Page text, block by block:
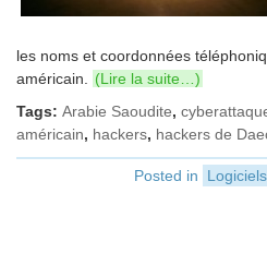
les noms et coordonnées
américain. (Lire la suite…)
Tags: Arabie Saoudite,
américain, hackers, hackers de
Posted in Logiciels